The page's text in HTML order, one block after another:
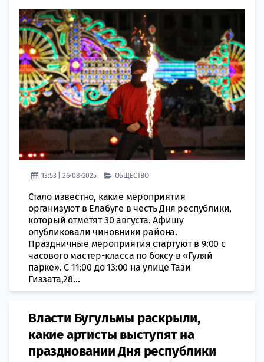
13:53 | 26-08-2025 ОБЩЕСТВО
Стало известно, какие мероприятия
организуют в Елабуге в честь Дня республики,
который отметят 30 августа. Афишу
опубликовали чиновники района.
Праздничные мероприятия стартуют в 9:00 с
часового мастер-класса по боксу в «Гуляй
парке». С 11:00 до 13:00 на улице Тази
Гиззата,28...
Власти Бугульмы раскрыли,
какие артисты выступят на
праздновании Дня республики